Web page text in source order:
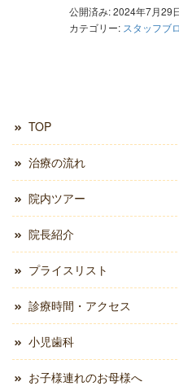
公開済み: 2024年7月29
カテゴリー: スタッフブ
TOP
治療の流れ
院内ツアー
院長紹介
プライスリスト
診療時間・アクセス
小児歯科
お子様連れのお母様へ